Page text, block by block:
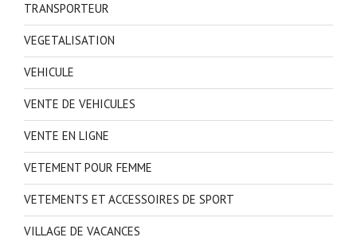
TRANSPORTEUR
VEGETALISATION
VEHICULE
VENTE DE VEHICULES
VENTE EN LIGNE
VETEMENT POUR FEMME
VETEMENTS ET ACCESSOIRES DE SPORT
VILLAGE DE VACANCES